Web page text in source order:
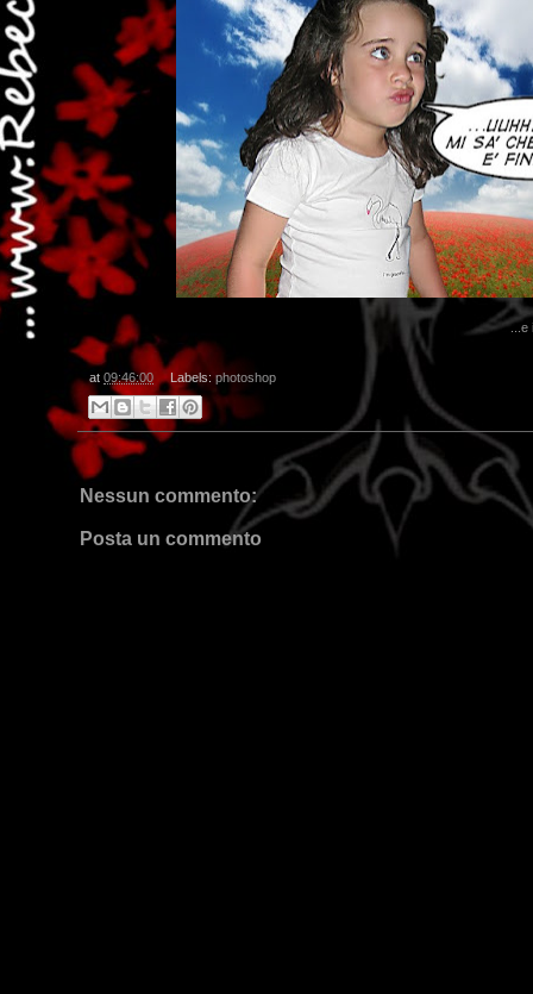
...e
at 09:46:00 Labels:photoshop
Nessun commento:
Posta un commento